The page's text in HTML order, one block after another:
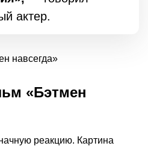
актер.
«Бэтмен
реакцию. Картина